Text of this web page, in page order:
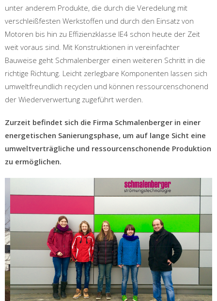
unter anderem Produkte, die durch die Veredelung mit
verschleißfesten Werkstoffen und durch den Einsatz von
Motoren bis hin zu Effizienzklasse IE4 schon heute der Zeit
weit voraus sind. Mit Konstruktionen in vereinfachter
Bauweise geht Schmalenberger einen weiteren Schritt in die
richtige Richtung. Leicht zerlegbare Komponenten lassen sich
umweltfreundlich recyclen und können ressourcenschonend
der Wiederverwertung zugeführt werden.
Zurzeit befindet sich die Firma Schmalenberger in einer
energetischen Sanierungsphase, um auf lange Sicht eine
umweltverträgliche und ressourcenschonende Produktion
zu ermöglichen.